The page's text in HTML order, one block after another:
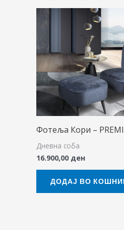
Фотеља Кори –
Дневна соба
16.900,00 ден
ДОДАЈ ВО